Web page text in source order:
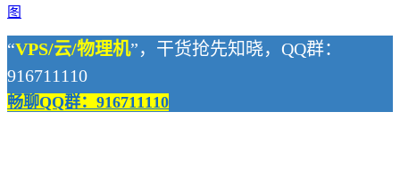
图
“VPS/云/物理机”，干货抢先知晓，QQ群：
916711110
畅聊QQ群：916711110